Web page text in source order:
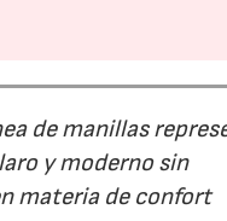
de manillas
y moderno sin
materia de confort